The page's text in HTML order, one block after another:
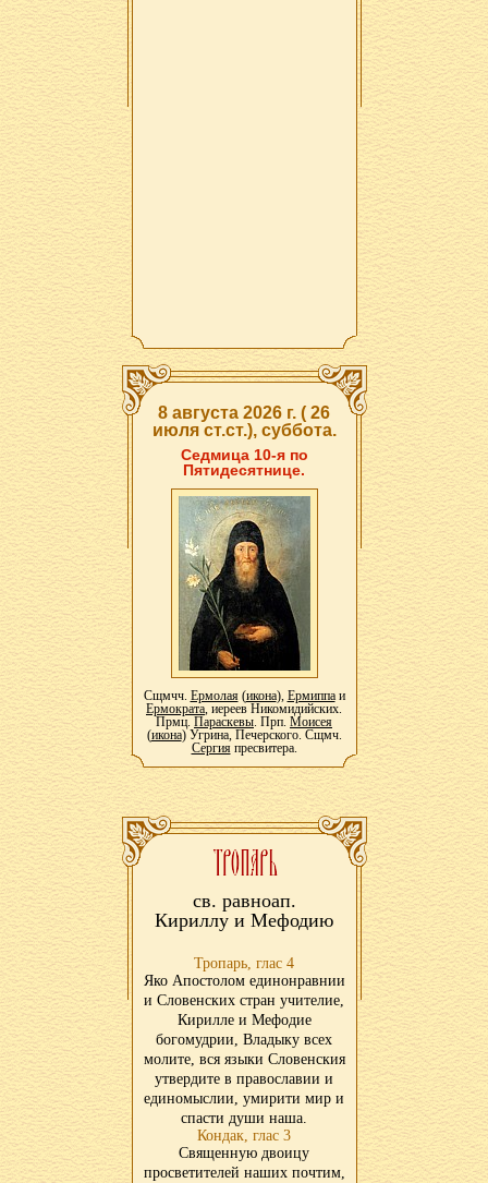
8 августа 2026 г. ( 26
июля ст.ст.), суббота.
Седмица 10-я по
Пятидесятнице.
Сщмчч. Ермолая(икона), Ермиппаи
Ермократа, иереев Никомидийских.
Прмц. Параскевы. Прп. Моисея
(икона) Угрина, Печерского. Сщмч.
Сергияпресвитера.
св. равноап.
Кириллу и Мефодию
Тропарь, глас 4
Яко Апостолом единонравнии
и Словенских стран учителие,
Кирилле и Мефодие
богомудрии, Владыку всех
молите, вся языки Словенския
утвердите в православии и
единомыслии, умирити мир и
спасти души наша.
Кондак, глас 3
Священную двоицу
просветителей наших почтим,